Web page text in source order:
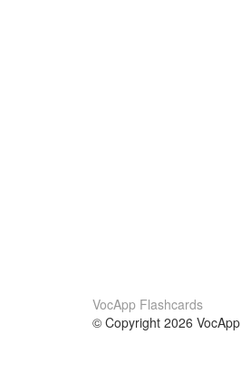
VocApp Flashcards
© Copyright 2026 VocApp